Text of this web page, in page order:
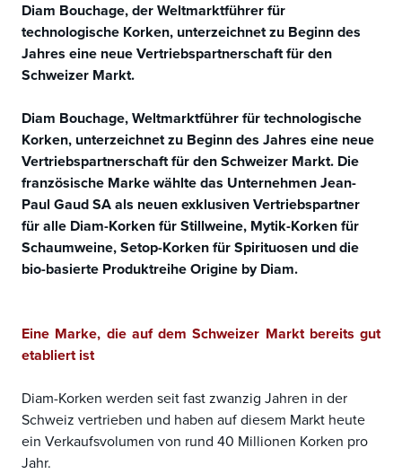
Diam Bouchage, der Weltmarktführer für
technologische Korken, unterzeichnet zu Beginn des
Jahres eine neue Vertriebspartnerschaft für den
Schweizer Markt.
Diam Bouchage, Weltmarktführer für technologische
Korken, unterzeichnet zu Beginn des Jahres eine neue
Vertriebspartnerschaft für den Schweizer Markt. Die
französische Marke wählte das Unternehmen Jean-
Paul Gaud SA als neuen exklusiven Vertriebspartner
für alle Diam-Korken für Stillweine, Mytik-Korken für
Schaumweine, Setop-Korken für Spirituosen und die
bio-basierte Produktreihe Origine by Diam.
Eine Marke, die auf dem Schweizer Markt bereits gut
etabliert ist
Diam-Korken werden seit fast zwanzig Jahren in der
Schweiz vertrieben und haben auf diesem Markt heute
ein Verkaufsvolumen von rund 40 Millionen Korken pro
Jahr.